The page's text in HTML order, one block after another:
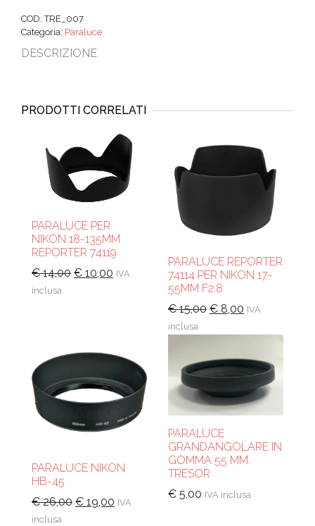
COD:TRE_007
Categoria: Paraluce
DESCRIZIONE
PRODOTTI CORRELATI
PARALUCE PER
NIKON 18-135MM
REPORTER 74119
€14,00 Il
€ 10,00 IlIVA
inclusa
PARALUCE REPORTER
74114 PER NIKON 17-
55MM F2.8
€15,00 Il
era:
€ 15,00.
€ 8,00 Il
è:
€ 8,00.
IVA
inclusa
PARALUCE NIKON
HB-45
€26,00 Il
€ 19,00 IlIVA
inclusa
PARALUCE
GRANDANGOLARE IN
GOMMA 55 MM.
TRESOR
€ 5,00 IVA inclusa